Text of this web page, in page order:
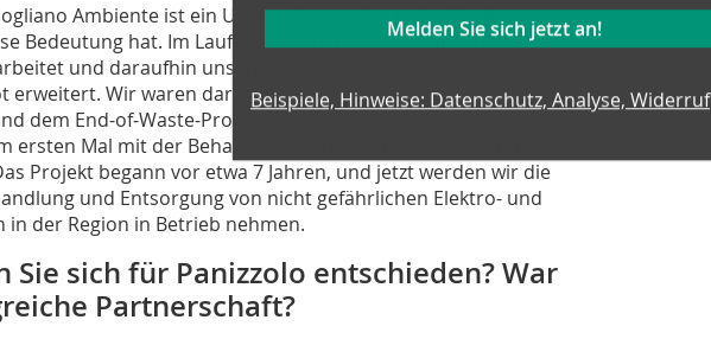
Ambiente ist ein Unternehmen, das in der Emilia-
Bedeutung hat. Im Laufe der Jahre haben wir unseren
und daraufhin unseren Kurs geändert und unser
erweitert. Wir waren daran interessiert, uns der
dem End-of-Waste-Prozess in diesem Bereich zu öffnen, und
ersten Mal mit der Behandlung von Elektro- und Elektronik-
Projekt begann vor etwa 7 Jahren, und jetzt werden wir die
und Entsorgung von nicht gefährlichen Elektro- und
in der Region in Betrieb nehmen.
Sie sich für Panizzolo entschieden? War
Partnerschaft?
Melden Sie sich jetzt an!
Beispiele, Hinweise: Datenschutz, Analyse, Widerruf